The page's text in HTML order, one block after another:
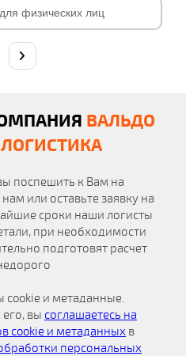
физических лиц
ВАЛЬДО
поспешить к Вам на
или оставьте заявку на
сроки наши логисты
при необходимости
подготовят расчет
cookie и метаданные.
вы соглашаетесь на
cookie и метаданных в
персональных